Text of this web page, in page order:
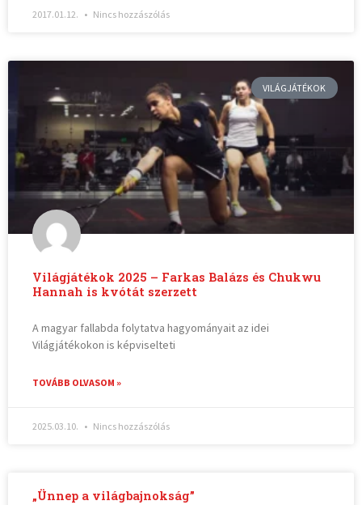
2017.01.12. Nincs hozzászólás
VILÁGJÁTÉKOK
Világjátékok 2025 – Farkas Balázs és Chukwu
Hannah is kvótát szerzett
A magyar fallabda folytatva hagyományait az idei
Világjátékokon is képviselteti
TOVÁBB OLVASOM »
2025.03.10. Nincs hozzászólás
„Ünnep a világbajnokság”